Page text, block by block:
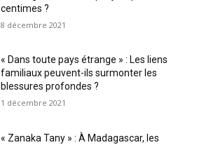
centimes ?
8 décembre 2021
« Dans toute pays étrange » : Les liens
familiaux peuvent-ils surmonter les
blessures profondes ?
1 décembre 2021
« Zanaka Tany » : À Madagascar, les